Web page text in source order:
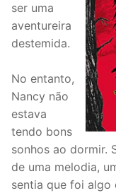
ser uma
aventureira
destemida.
No entanto,
Nancy não
estava
tendo bons
sonhos ao dormir.
de uma melodia,
sentia que foi algo